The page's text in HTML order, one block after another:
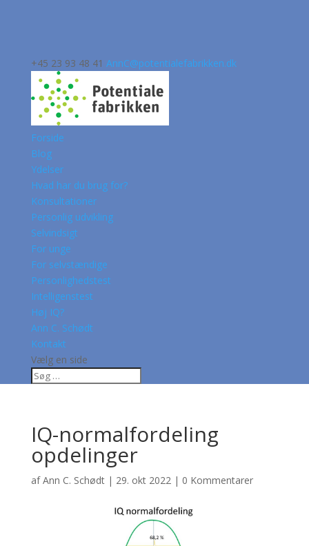
+45 23 93 48 41 AnnC@potentialefabrikken.dk
Forside
Blog
Ydelser
Hvad har du brug for?
Konsultationer
Personlig udvikling
Selvindsigt
For unge
For selvstændige
Personlighedstest
Intelligenstest
Høj IQ?
Ann C. Schødt
Kontakt
Vælg en side
IQ-normalfordeling
opdelinger
afAnn C. Schødt| 29. okt 2022| 0 Kommentarer